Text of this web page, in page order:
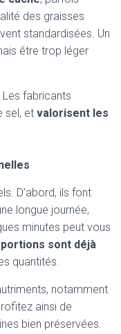
des graisses
standardisées. Un
être trop léger
fabricants
sel, et valorisent les
D’abord, ils font
longue journée,
minutes peut vous
sont déjà
quantités.
notamment
ainsi de
bien préservées.